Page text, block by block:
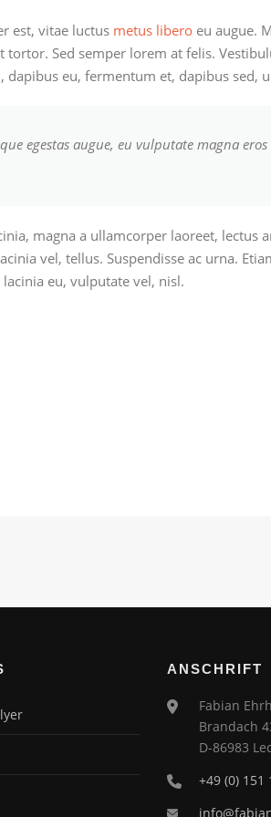
est, vitae luctus metus libero eu augue.
tortor. Sed semper lorem at felis.
dapibus eu, fermentum et, dapibus sed,
egestas augue, eu vulputate magna
magna a ullamcorper laoreet,
vel, tellus. Suspendisse ac urna.
eu, vulputate vel, nisl.
ANSCHRIFT
Fabian
Brandach
D-86983
+49 (0) 151